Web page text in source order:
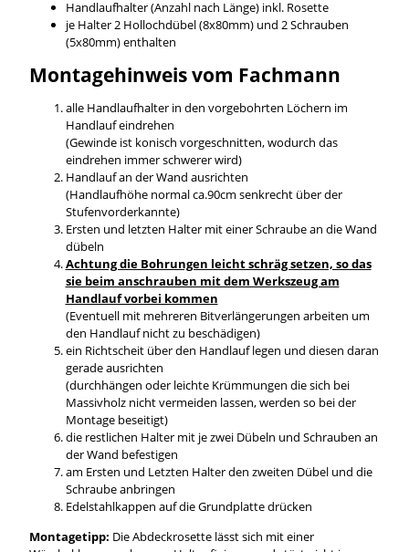
Handlaufhalter (Anzahl nach Länge) inkl. Rosette
je Halter 2 Hollochdübel (8x80mm) und 2 Schrauben
(5x80mm) enthalten
Montagehinweis vom Fachmann
alle Handlaufhalter in den vorgebohrten Löchern im
Handlauf eindrehen
(Gewinde ist konisch vorgeschnitten, wodurch das
eindrehen immer schwerer wird)
Handlauf an der Wand ausrichten
(Handlaufhöhe normal ca.90cm senkrecht über der
Stufenvorderkannte)
Ersten und letzten Halter mit einer Schraube an die Wand
dübeln
Achtung die Bohrungen leicht schräg setzen, so das
sie beim anschrauben mit dem Werkszeug am
Handlauf vorbei kommen
(Eventuell mit mehreren Bitverlängerungen arbeiten um
den Handlauf nicht zu beschädigen)
ein Richtscheit über den Handlauf legen und diesen daran
gerade ausrichten
(durchhängen oder leichte Krümmungen die sich bei
Massivholz nicht vermeiden lassen, werden so bei der
Montage beseitigt)
die restlichen Halter mit je zwei Dübeln und Schrauben an
der Wand befestigen
am Ersten und Letzten Halter den zweiten Dübel und die
Schraube anbringen
Edelstahlkappen auf die Grundplatte drücken
Montagetipp: Die Abdeckrosette lässt sich mit einer